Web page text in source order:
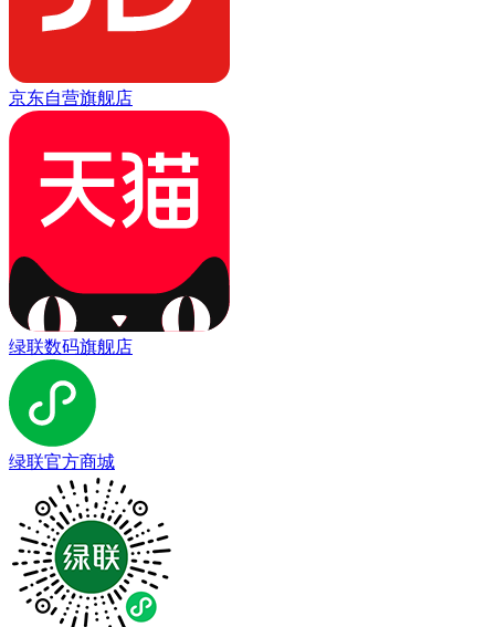
京东自营旗舰店
绿联数码旗舰店
绿联官方商城